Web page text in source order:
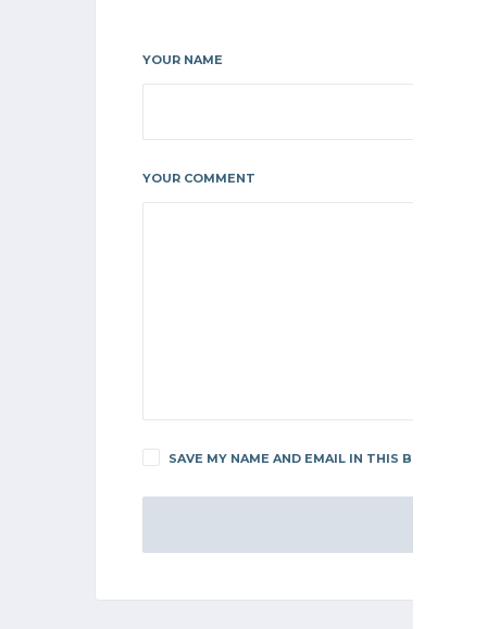
YOUR NAME
YOUR COMMENT
SAVE MY NAME AND EMAIL IN THIS BROWSER